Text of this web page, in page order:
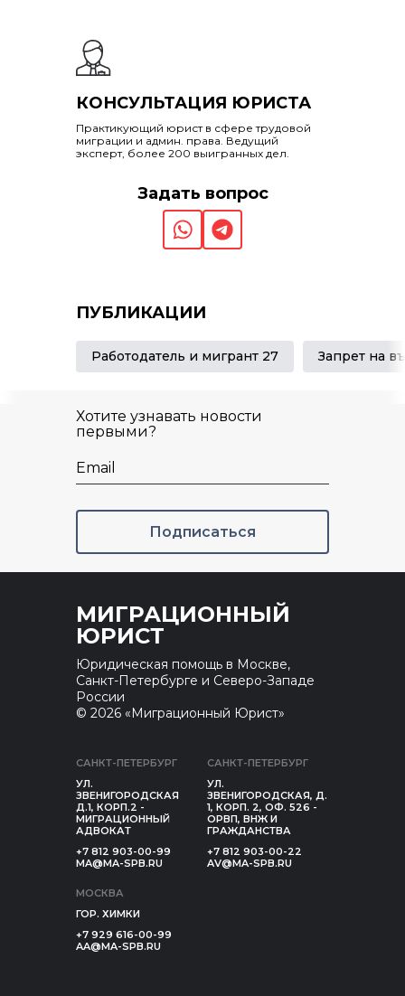
КОНСУЛЬТАЦИЯ ЮРИСТА
Практикующий юрист в сфере трудовой
миграции и админ. права. Ведущий
эксперт, более 200 выигранных дел.
Задать вопрос
ПУБЛИКАЦИИ
Работодатель и мигрант 27
Хотите узнавать новости
первыми?
Email
Подписаться
МИГРАЦИОННЫЙ
ЮРИСТ
Юридическая помощь в Москве,
Санкт-Петербурге и Северо-Западе
России
© 2026 «Миграционный Юрист»
САНКТ-ПЕТЕРБУРГ
УЛ.
ЗВЕНИГОРОДСКАЯ
Д.1, КОРП.2 -
МИГРАЦИОННЫЙ
АДВОКАТ
+7 812 903-00-99
MA@MA-SPB.RU
САНКТ-ПЕТЕРБУРГ
УЛ.
ЗВЕНИГОРОДСКАЯ, Д.
1, КОРП. 2, ОФ. 526 -
ОРВП, ВНЖ И
ГРАЖДАНСТВА
+7 812 903-00-22
AV@MA-SPB.RU
МОСКВА
ГОР. ХИМКИ
+7 929 616-00-99
AA@MA-SPB.RU